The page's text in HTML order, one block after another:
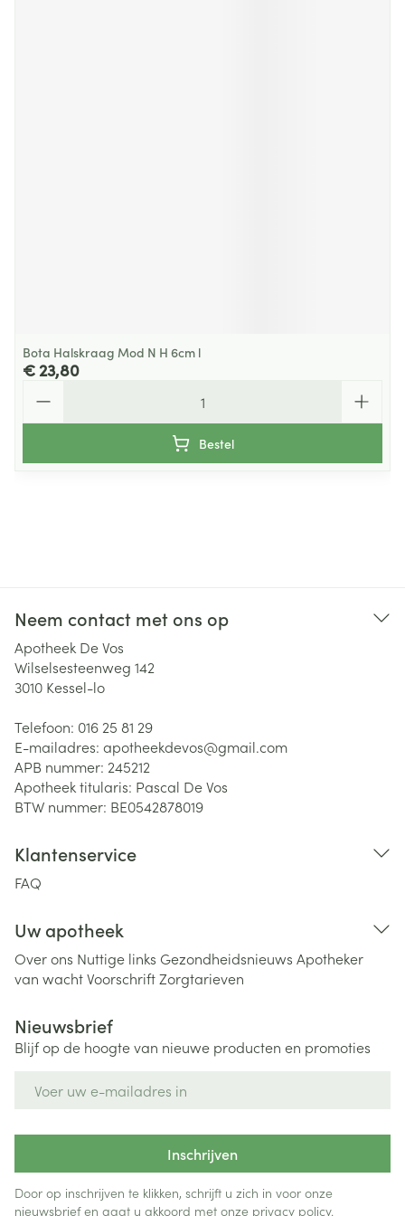
Bota Halskraag Mod N H 6cm l
€ 23,80
Bestel
Neem contact met ons op
Apotheek De Vos
Wilselsesteenweg 142
3010 Kessel-lo
Telefoon: 016 25 81 29
E-mailadres: apotheekdevos@gmail.com
APB nummer: 245212
Apotheek titularis: Pascal De Vos
BTW nummer: BE0542878019
Klantenservice
FAQ
Uw apotheek
Over ons Nuttige links Gezondheidsnieuws Apotheker
van wachtVoorschriftZorgtarieven
Nieuwsbrief
Blijf op de hoogte van nieuwe producten en promoties
Inschrijven
Door op inschrijven te klikken, schrijft u zich in voor onze
nieuwsbrief en gaat u akkoord met onze privacy policy.